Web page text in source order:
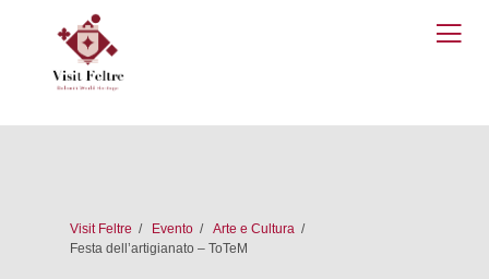
Visit Feltre Evento
Arte e Cultura
Festa dell’artigianato – ToTeM